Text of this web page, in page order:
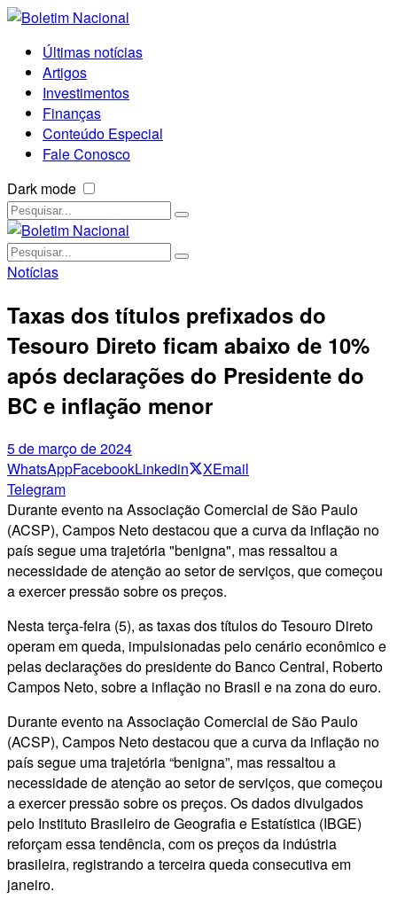
Últimas notícias
Artigos
Investimentos
Finanças
Conteúdo Especial
Fale Conosco
Dark mode
Notícias
Taxas dos títulos prefixados do
Tesouro Direto ficam abaixo de 10%
após declarações do Presidente do
BC e inflação menor
5 de março de 2024
WhatsAppFacebookLinkedin XEmail
Telegram
Durante evento na Associação Comercial de São Paulo
(ACSP), Campos Neto destacou que a curva da inflação no
país segue uma trajetória "benigna", mas ressaltou a
necessidade de atenção ao setor de serviços, que começou
a exercer pressão sobre os preços.
Nesta terça-feira (5), as taxas dos títulos do Tesouro Direto
operam em queda, impulsionadas pelo cenário econômico e
pelas declarações do presidente do Banco Central, Roberto
Campos Neto, sobre a inflação no Brasil e na zona do euro.
Durante evento na Associação Comercial de São Paulo
(ACSP), Campos Neto destacou que a curva da inflação no
país segue uma trajetória “benigna”, mas ressaltou a
necessidade de atenção ao setor de serviços, que começou
a exercer pressão sobre os preços. Os dados divulgados
pelo Instituto Brasileiro de Geografia e Estatística (IBGE)
reforçam essa tendência, com os preços da indústria
brasileira, registrando a terceira queda consecutiva em
janeiro.